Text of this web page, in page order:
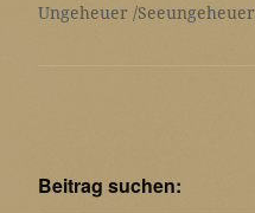
Ungeheuer Seeungeheuer
Beitrag suchen: